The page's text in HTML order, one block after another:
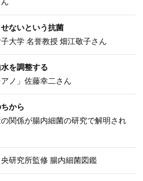
ないという抗菌
大学 名誉教授 畑江敬子さん
を調整する
アノ」佐藤幸二さん
から
関係が腸内細菌の研究で解明され
研究所監修 腸内細菌図鑑